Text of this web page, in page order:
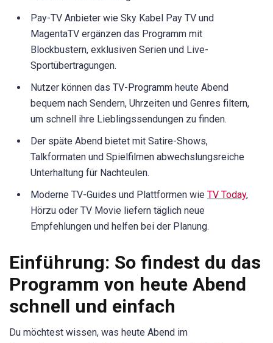
Pay-TV Anbieter wie Sky Kabel Pay TV und
MagentaTV ergänzen das Programm mit
Blockbustern, exklusiven Serien und Live-
Sportübertragungen.
Nutzer können das TV-Programm heute Abend
bequem nach Sendern, Uhrzeiten und Genres filtern,
um schnell ihre Lieblingssendungen zu finden.
Der späte Abend bietet mit Satire-Shows,
Talkformaten und Spielfilmen abwechslungsreiche
Unterhaltung für Nachteulen.
Moderne TV-Guides und Plattformen wie TV Today,
Hörzu oder TV Movie liefern täglich neue
Empfehlungen und helfen bei der Planung.
Einführung: So findest du das
Programm von heute Abend
schnell und einfach
Du möchtest wissen, was heute Abend im